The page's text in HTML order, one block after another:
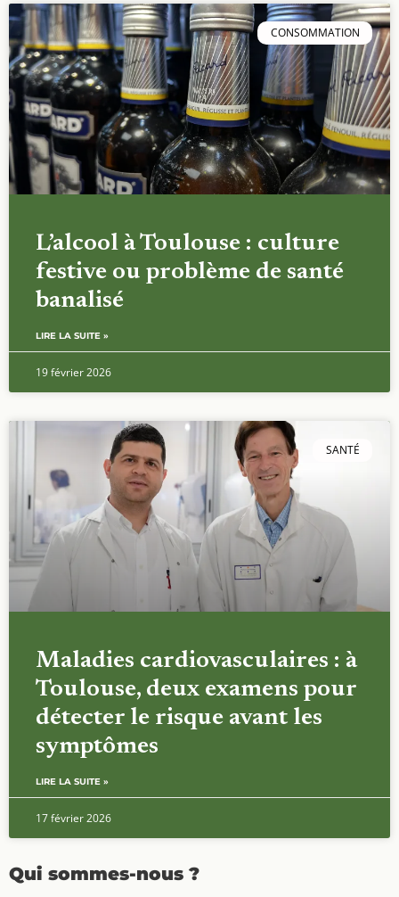
CONSOMMATION
L’alcool à Toulouse : culture
festive ou problème de santé
banalisé
LIRE LA SUITE »
19 février 2026
SANTÉ
Maladies cardiovasculaires : à
Toulouse, deux examens pour
détecter le risque avant les
symptômes
LIRE LA SUITE »
17 février 2026
Qui sommes-nous ?